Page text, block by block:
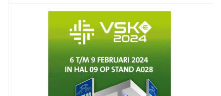
verschillende industrieën. Beide
veiligheidsvergrendelingen voldoen aan de strengste
hygiëne-eisen en zijn ideaal voor sectoren zoals de
verpakkings- en farmaceutische industrie